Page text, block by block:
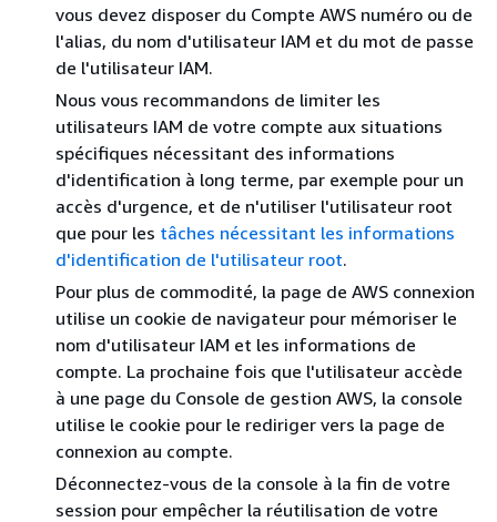
vous devez disposer du Compte AWS numéro ou de
l'alias, du nom d'utilisateur IAM et du mot de passe
de l'utilisateur IAM.
Nous vous recommandons de limiter les
utilisateurs IAM de votre compte aux situations
spécifiques nécessitant des informations
d'identification à long terme, par exemple pour un
accès d'urgence, et de n'utiliser l'utilisateur root
que pour les tâches nécessitant les informations
d'identification de l'utilisateur root.
Pour plus de commodité, la page de AWS connexion
utilise un cookie de navigateur pour mémoriser le
nom d'utilisateur IAM et les informations de
compte. La prochaine fois que l'utilisateur accède
à une page du Console de gestion AWS, la console
utilise le cookie pour le rediriger vers la page de
connexion au compte.
Déconnectez-vous de la console à la fin de votre
session pour empêcher la réutilisation de votre